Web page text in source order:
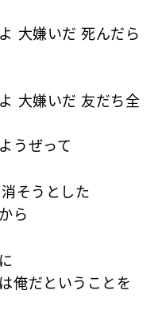
大嫌いだ 死んだら
大嫌いだ 友だち全
うぜって
そうとした
ら
俺だということを